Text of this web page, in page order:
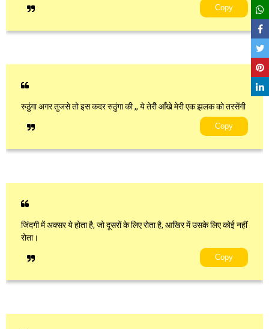
Copy
रुठुंगा अगर तुजसे तो इस कदर रुठुंगा की ,, ये तेरीे आँखे मेरी एक झलक को तरसेंगी
Copy
जिंदगी में अक्सर ये होता है, जो दूसरों के लिए रोता है, आखिर में उसके लिए कोई नहीं
रोता।
Copy